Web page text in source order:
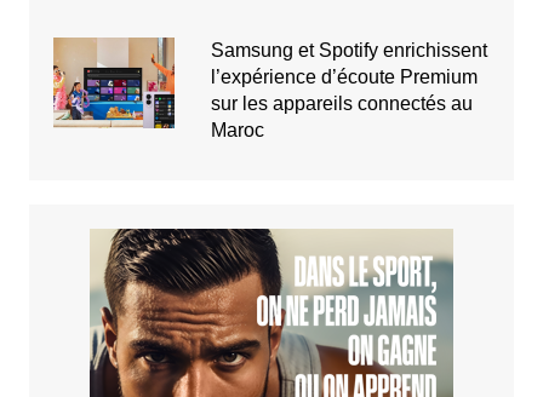
Samsung et Spotify enrichissent
l’expérience d’écoute Premium
sur les appareils connectés au
Maroc